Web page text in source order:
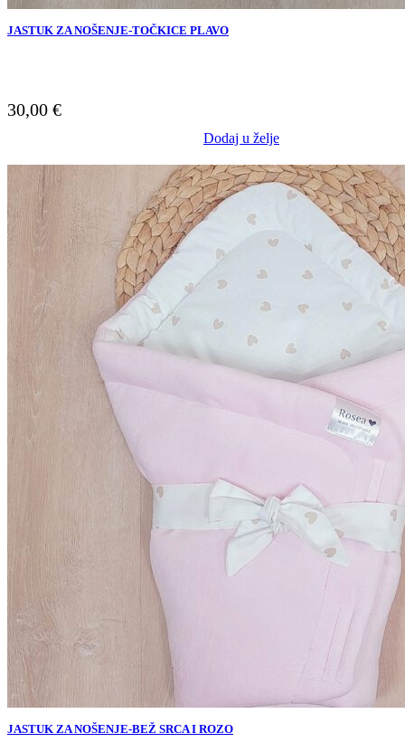
JASTUK ZA NOŠENJE-TOČKICE PLAVO
30,00 €
Dodaj u želje
JASTUK ZA NOŠENJE-BEŽ SRCA I ROZO